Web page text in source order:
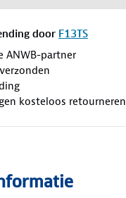
door F13TS
ANWB-partner
kosteloos retourneren